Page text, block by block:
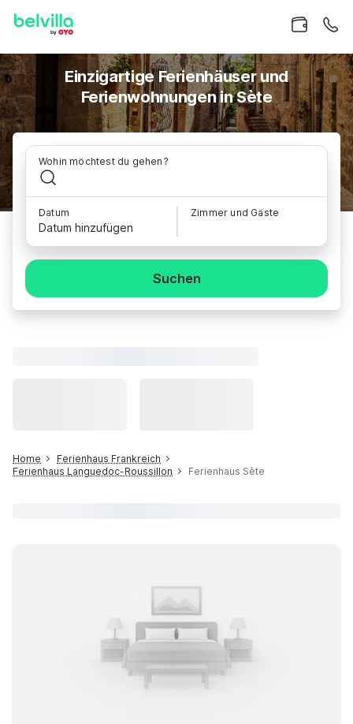
Einzigartige Ferienhäuser und
Ferienwohnungen in Sète
Wohin möchtest du gehen?
Datum
Datum hinzufügen
Zimmer und Gäste
Suchen
Home
Ferienhaus Frankreich
Ferienhaus Languedoc-Roussillon
Ferienhaus Sète